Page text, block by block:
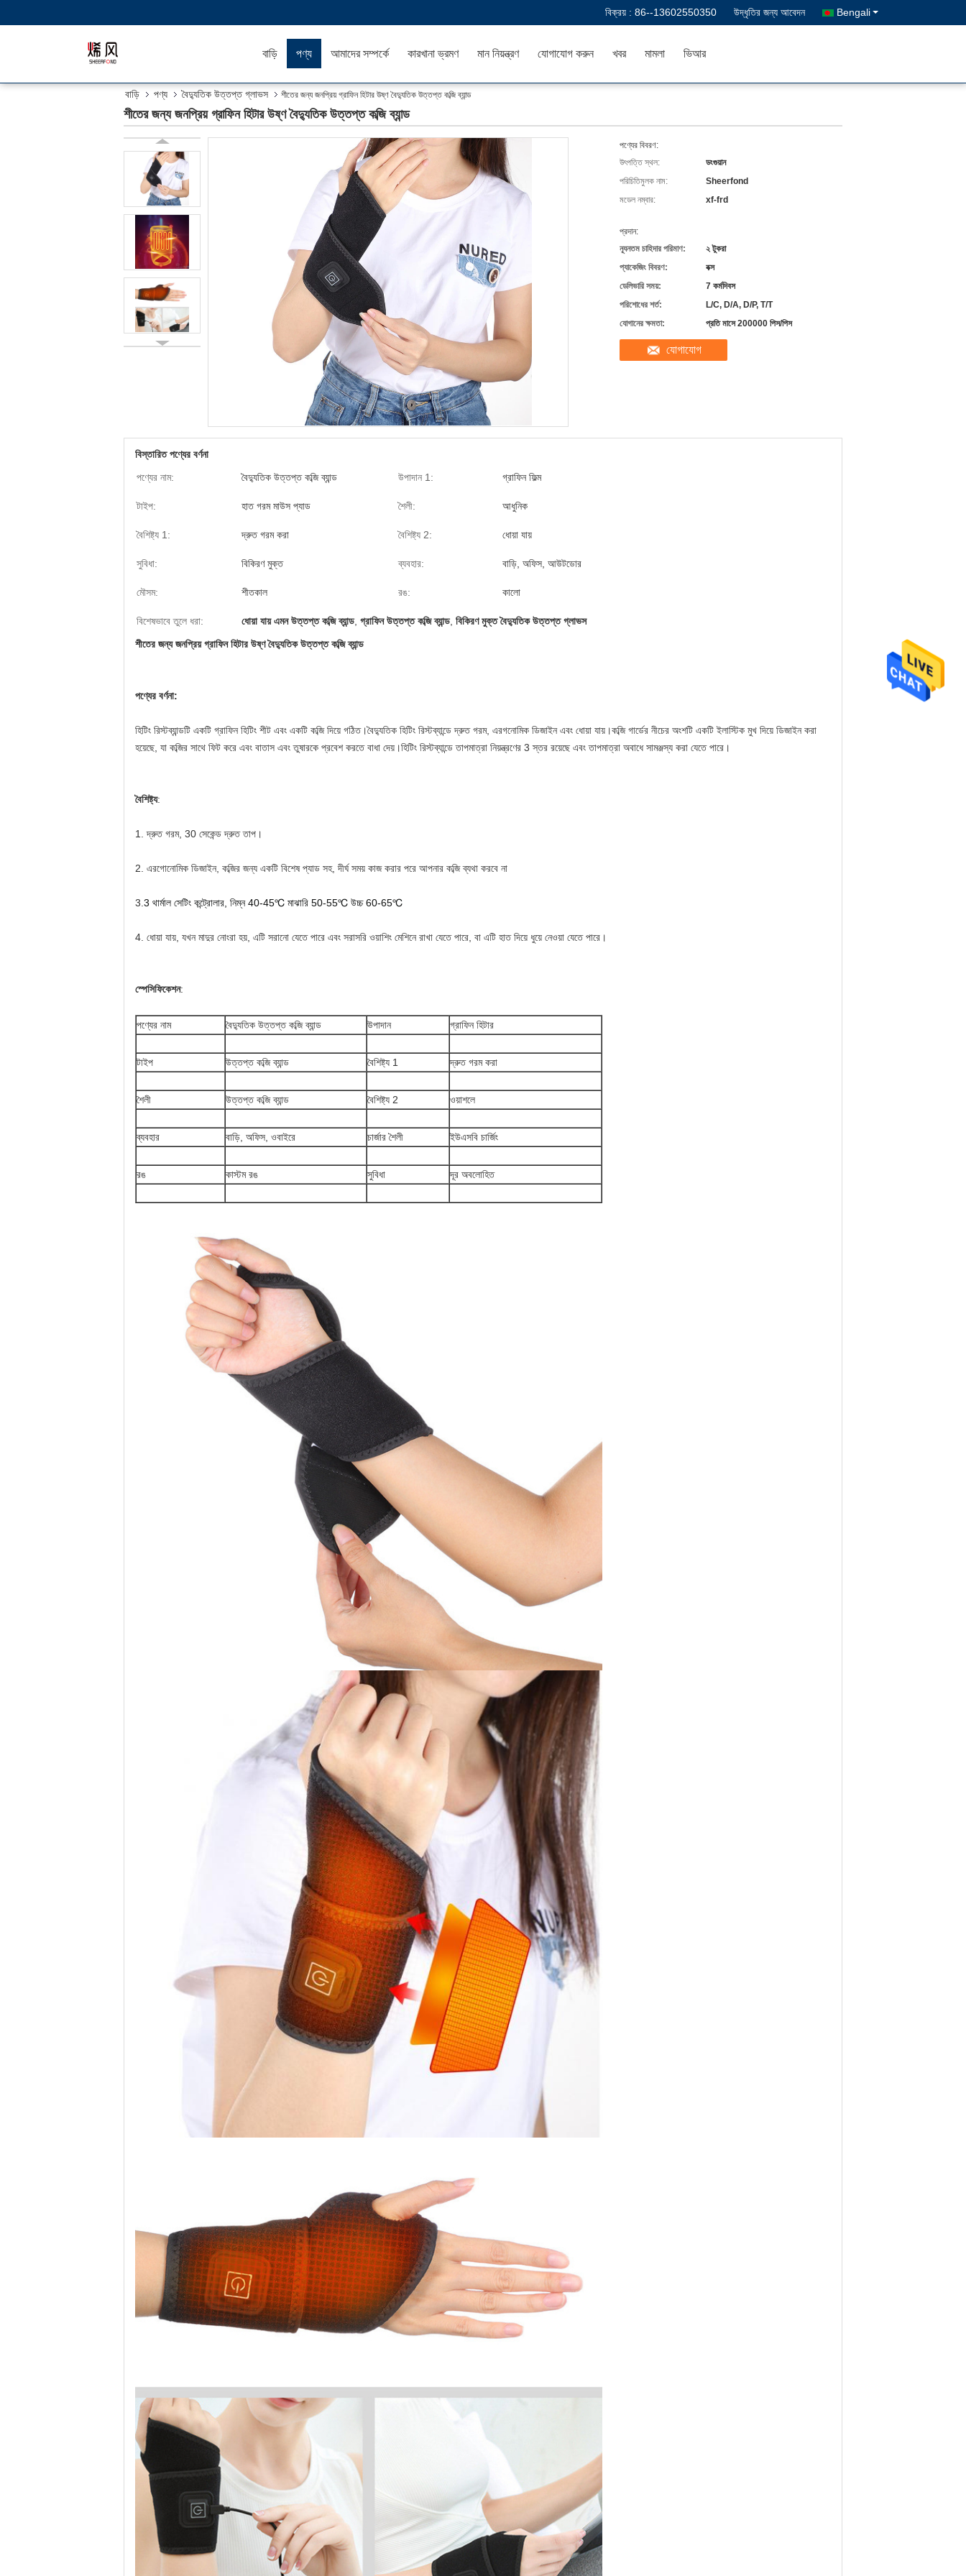
বিক্রয় : 86--13602550350 উদ্ধৃতির জন্য আবেদন Bengali
বাড়ি পণ্য আমাদের সম্পর্কে কারখানা ভ্রমণ মান নিয়ন্ত্রণ যোগাযোগ করুন খবর মামলা ভিআর
বাড়ি পণ্য বৈদ্যুতিক উত্তপ্ত গ্লাভস শীতের জন্য জনপ্রিয় গ্রাফিন হিটার উষ্ণ বৈদ্যুতিক উত্তপ্ত কব্জি ব্যান্ড
শীতের জন্য জনপ্রিয় গ্রাফিন হিটার উষ্ণ বৈদ্যুতিক উত্তপ্ত কব্জি ব্যান্ড
পণ্যের বিবরণ:
উৎপত্তি স্থল:
ডংগুয়ান
পরিচিতিমুলক নাম:
Sheerfond
মডেল নম্বার:
xf-frd
প্রদান:
ন্যূনতম চাহিদার পরিমাণ:
২ টুকরা
প্যাকেজিং বিবরণ:
বক্স
ডেলিভারি সময়:
7 কর্মদিবস
পরিশোধের শর্ত:
L/C, D/A, D/P, T/T
যোগানের ক্ষমতা:
প্রতি মাসে 200000 পিস/পিস
যোগাযোগ
বিস্তারিত পণ্যের বর্ণনা
পণ্যের নাম:
বৈদ্যুতিক উত্তপ্ত কব্জি ব্যান্ড উপাদান 1: গ্রাফিন ফিল্ম
টাইপ: হাত গরম মাউস প্যাড শৈলী: আধুনিক
বৈশিষ্ট্য 1: দ্রুত গরম করা বৈশিষ্ট্য 2: ধোয়া যায়
সুবিধা: বিকিরণ মুক্ত ব্যবহার: বাড়ি, অফিস, আউটডোর
মৌসম: শীতকাল রঙ: কালো
বিশেষভাবে তুলে ধরা: ধোয়া যায় এমন উত্তপ্ত কব্জি ব্যান্ড, গ্রাফিন উত্তপ্ত কব্জি ব্যান্ড, বিকিরণ মুক্ত বৈদ্যুতিক উত্তপ্ত গ্লাভস
শীতের জন্য জনপ্রিয় গ্রাফিন হিটার উষ্ণ বৈদ্যুতিক উত্তপ্ত কব্জি ব্যান্ড
পণ্যের বর্ণনা:
হিটিং রিস্টব্যান্ডটি একটি গ্রাফিন হিটিং শীট এবং একটি কব্জি দিয়ে গঠিত।বৈদ্যুতিক হিটিং রিস্টব্যান্ডে দ্রুত গরম, এরগনোমিক ডিজাইন এবং ধোয়া যায়।কব্জি গার্ডের নীচের অংশটি একটি ইলাস্টিক মুখ দিয়ে ডিজাইন করা
হয়েছে, যা কব্জির সাথে ফিট করে এবং বাতাস এবং তুষারকে প্রবেশ করতে বাধা দেয়।হিটিং রিস্টব্যান্ডে তাপমাত্রা নিয়ন্ত্রণের 3 স্তর রয়েছে এবং তাপমাত্রা অবাধে সামঞ্জস্য করা যেতে পারে।
বৈশিষ্ট্য:
1. দ্রুত গরম, 30 সেকেন্ড দ্রুত তাপ।
2. এরগোনোমিক ডিজাইন, কব্জির জন্য একটি বিশেষ প্যাড সহ, দীর্ঘ সময় কাজ করার পরে আপনার কব্জি ব্যথা করবে না
3. 3 থার্মাল সেটিং কন্ট্রোলার, নিম্ন 40-45℃ মাঝারি 50-55℃ উচ্চ 60-65℃
4. ধোয়া যায়, যখন মাদুর নোংরা হয়, এটি সরানো যেতে পারে এবং সরাসরি ওয়াশিং মেশিনে রাখা যেতে পারে, বা এটি হাত দিয়ে ধুয়ে নেওয়া যেতে পারে।
স্পেসিফিকেশন:
পণ্যের নাম বৈদ্যুতিক উত্তপ্ত কব্জি ব্যান্ড উপাদান গ্রাফিন হিটার
টাইপ উত্তপ্ত কব্জি ব্যান্ড বৈশিষ্ট্য 1 দ্রুত গরম করা
শৈলী উত্তপ্ত কব্জি ব্যান্ড বৈশিষ্ট্য 2 ওয়াশলে
ব্যবহার বাড়ি, অফিস, ওবাইরে চার্জার শৈলী ইউএসবি চার্জিং
রঙ কাস্টম রঙ সুবিধা দূর অবলোহিত